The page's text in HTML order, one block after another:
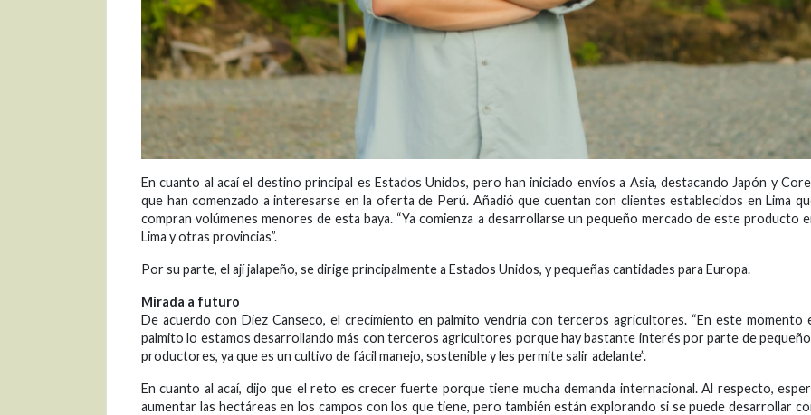
En cuanto al acaí el destino principal es Estados Unidos, pero han iniciado envíos a Asia, destacando Japón y
que han comenzado a interesarse en la oferta de Perú. Añadió que cuentan con clientes establecidos en Lima
compran volúmenes menores de esta baya. “Ya comienza a desarrollarse un pequeño mercado de este producto
Lima y otras provincias”.
Por su parte, el ají jalapeño, se dirige principalmente a Estados Unidos, y pequeñas cantidades para Europa.
Mirada a futuro
De acuerdo con Diez Canseco, el crecimiento en palmito vendría con terceros agricultores. “En este momento
palmito lo estamos desarrollando más con terceros agricultores porque hay bastante interés por parte de
productores, ya que es un cultivo de fácil manejo, sostenible y les permite salir adelante”.
En cuanto al acaí, dijo que el reto es crecer fuerte porque tiene mucha demanda internacional. Al respecto,
aumentar las hectáreas en los campos con los que tiene, pero también están explorando si se puede desarrollar